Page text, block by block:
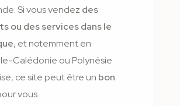
Si vous vendez des
ou des services dans le
, et notemment en
Calédonie ou Polynésie
ce site peut être un bon
vous.